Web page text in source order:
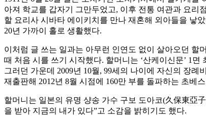
아져 학교를 갑자기 그만두었고, 이후 전통 여관과 요리
할 요리사 시바타 에이키치를 만나 재혼해 외아들을 낳
20년 가까이 홀로 생활했다.
이처럼 글 쓰는 일과는 아무런 인연도 없이 살아오던 할
때 처음 시를 쓰기 시작했다. 할머니는 ‘산케이신문’ 1
그러던 가운데 2009년 10월, 99세의 나이에 자신의 장
재출판해 2012년 8월 시점에 160만 부를 돌파하는 초베
할머니는 일본의 유명 샹송 가수 구보 도아코(久保東亞
을 받아 지금의 내가 있다”고 소감을 밝히기도 했다.